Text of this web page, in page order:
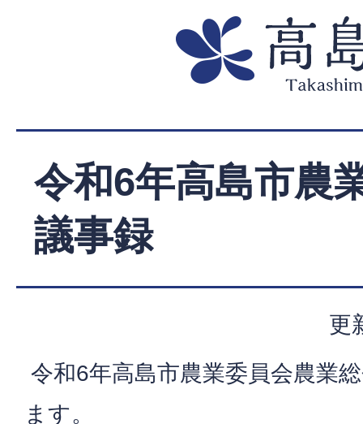
令和6年高島市農
議事録
更
令和6年高島市農業委員会農業
ます。